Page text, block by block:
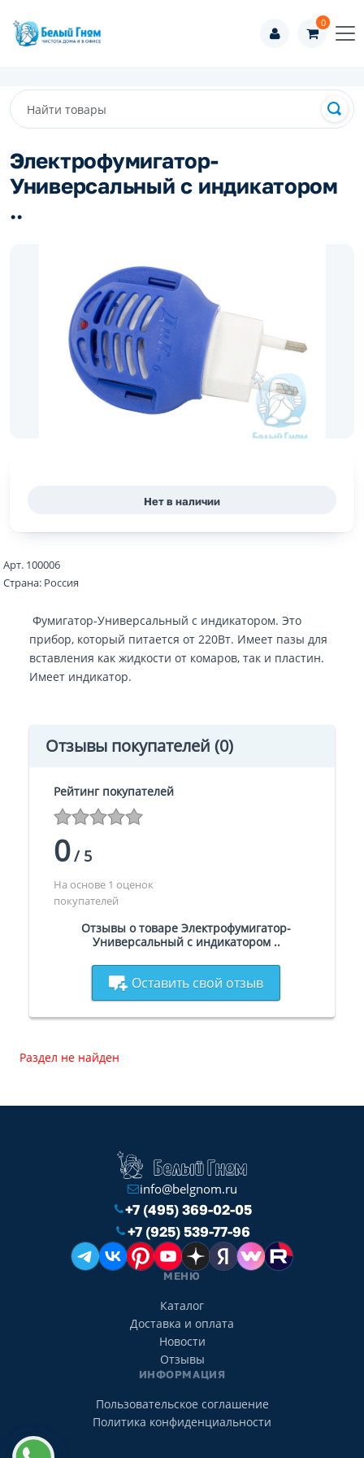
0
Электрофумигатор-
Универсальный с индикатором
..
Нет в наличии
Арт. 100006
Страна: Россия
Фумигатор-Универсальный с индикатором. Это
прибор, который питается от 220Вт. Имеет пазы для
вставления как жидкости от комаров, так и пластин.
Имеет индикатор.
Отзывы покупателей (0)
Рейтинг покупателей
0/5
На основе 1 оценок
покупателей
Отзывы о товаре Электрофумигатор-
Универсальный с индикатором ..
Оставить свой отзыв
Раздел не найден
info@belgnom.ru
+7 (495) 369-02-05
+7 (925) 539-77-96
МЕНЮ
Каталог
Доставка и оплата
Новости
Отзывы
ИНФОРМАЦИЯ
Пользовательское соглашение
Политика конфиденциальности